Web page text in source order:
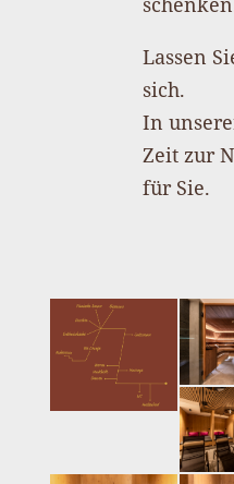
Lassen
sich.
In
Zeit zur
für Sie.